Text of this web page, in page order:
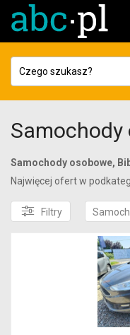
Samochody
Samochody osobowe,
Najwięcej ofert w
Filtry